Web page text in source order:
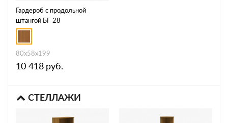
Гардероб с продольной
штангой БГ-28
80x58x199
10 418 руб.
СТЕЛЛАЖИ